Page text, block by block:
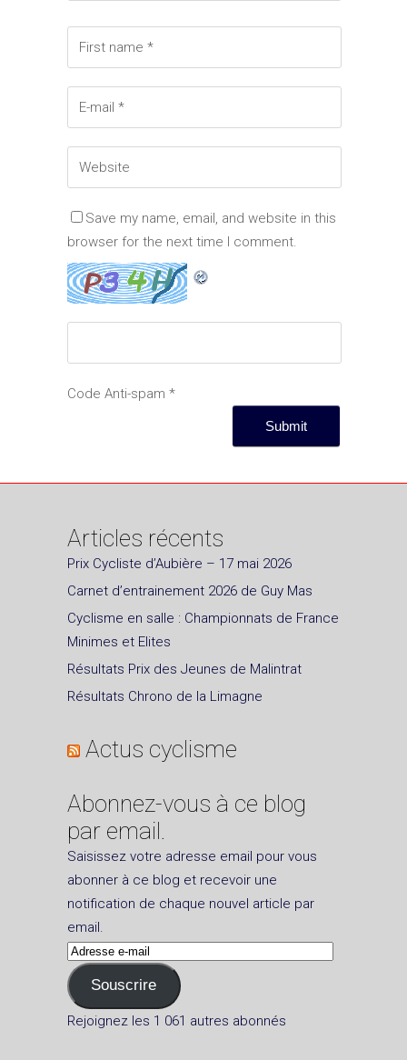
Save my name, email, and website in this
browser for the next time I comment.
Code Anti-spam *
Articles récents
Prix Cycliste d’Aubière – 17 mai 2026
Carnet d’entrainement 2026 de Guy Mas
Cyclisme en salle : Championnats de France
Minimes et Elites
Résultats Prix des Jeunes de Malintrat
Résultats Chrono de la Limagne
Actus cyclisme
Abonnez-vous à ce blog
par email.
Saisissez votre adresse email pour vous
abonner à ce blog et recevoir une
notification de chaque nouvel article par
email.
Adresse
e-
mail
Souscrire
Rejoignez les 1 061 autres abonnés